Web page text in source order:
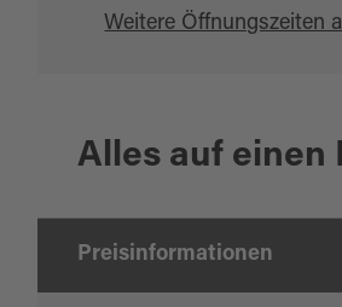
Weitere Öffnungszeiten
Alles auf einen
Preisinformationen